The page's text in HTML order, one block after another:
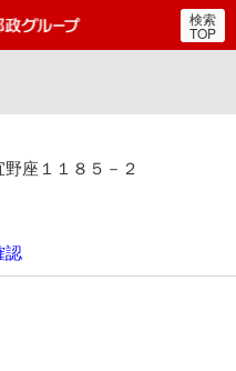
郵便局・日本郵政グルー
検索
TOP
座１１８５－２
認